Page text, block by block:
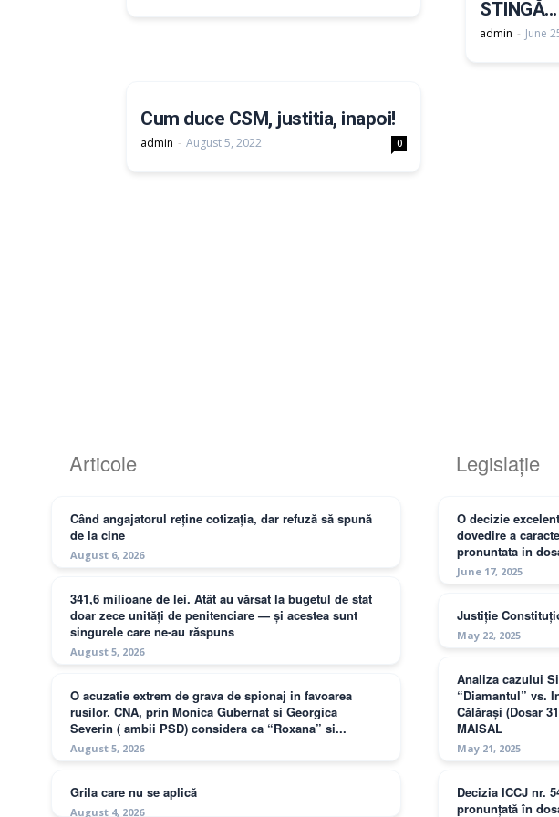
STINGĂ...
admin - June
Cum duce CSM, justitia, inapoi!
admin - August 5, 2022 0
Articole
Când angajatorul reține cotizația, dar refuză să spună
de la cine
August 6, 2026
341,6 milioane de lei. Atât au vărsat la bugetul de stat
doar zece unități de penitenciare — și acestea sunt
singurele care ne-au răspuns
August 5, 2026
O acuzatie extrem de grava de spionaj in favoarea
rusilor. CNA, prin Monica Gubernat si Georgica
Severin ( ambii PSD) considera ca “Roxana” si...
August 5, 2026
Grila care nu se aplică
August 4, 2026
Legislație
O decizie
dovedire a
pronuntata in
June 17, 2025
Justiție
May 22, 2025
Analiza cazului
“Diamantul” vs.
Călărași (Dosar
MAISAL
May 21, 2025
Decizia ICCJ nr.
pronunțată în